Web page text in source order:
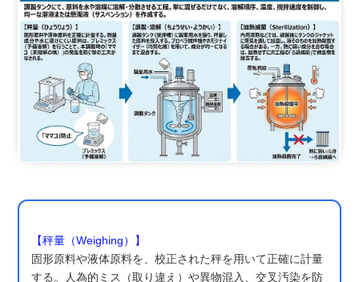
【秤量（Weighing）】
固形原料や液体原料を、校正された秤を用いて正確に計量
する。人為的ミス（取り違え）や異物混入、交叉汚染を防